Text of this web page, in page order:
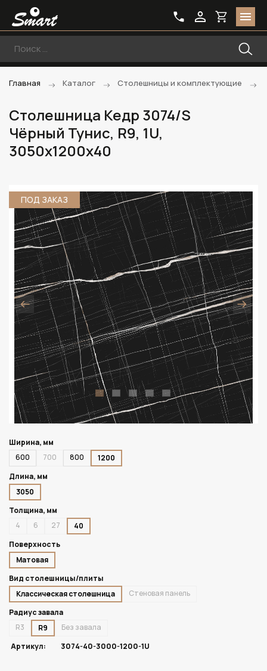
Главная Каталог Столешницы и комплектующие
Столешница Кедр 3074/S
Чёрный Тунис, R9, 1U,
3050х1200х40
ПОД ЗАКАЗ
Ширина, мм
600
700 800
1200
Длина, мм
3050
Толщина, мм
4
6 27
40
Поверхность
Матовая
Вид столешницы/плиты
Классическая столешница
Стеновая панель
Радиус завала
R3
R9
Без завала
Артикул:
3074-40-3000-1200-1U